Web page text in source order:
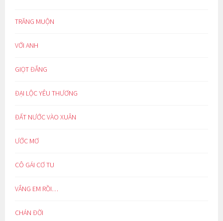
TRĂNG MUỘN
VỚI ANH
GIỌT ĐẮNG
ĐẠI LỘC YÊU THƯƠNG
ĐẤT NƯỚC VÀO XUÂN
ƯỚC MƠ
CÔ GÁI CƠ TU
VẮNG EM RỒI…
CHÁN ĐỜI